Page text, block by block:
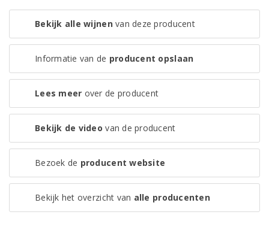
Bekijk alle wijnenvan deze producent
Informatie van de producent opslaan
Lees meer over de producent
Bekijk de video van de producent
Bezoek de producent website
Bekijk het overzicht van alle producenten